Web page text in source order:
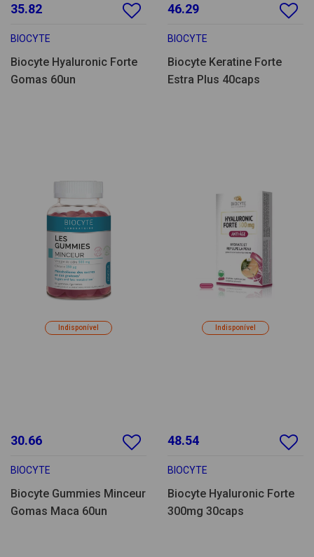
35.82
BIOCYTE
Biocyte Hyaluronic Forte
Gomas 60un
46.29
BIOCYTE
Biocyte Keratine Forte
Estra Plus 40caps
Indisponível
30.66
BIOCYTE
Biocyte Gummies Minceur
Gomas Maca 60un
Indisponível
48.54
BIOCYTE
Biocyte Hyaluronic Forte
300mg 30caps